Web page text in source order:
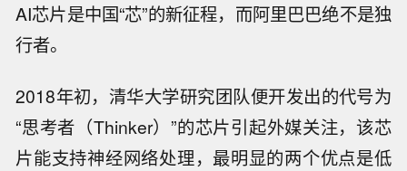
AI芯片是中国“芯”的新征程，而阿里巴巴绝不是独
行者。
2018年初，清华大学研究团队便开发出的代号为
“思考者（Thinker）”的芯片引起外媒关注，该芯
片能支持神经网络处理，最明显的两个优点是低